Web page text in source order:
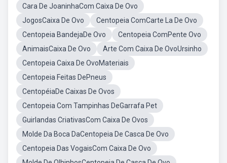
Cara De JoaninhaCom Caixa De Ovo
JogosCaixa De Ovo
Centopeia ComCarte La De Ovo
Centopeia BandejaDe Ovo
Centopeia ComPente Ovo
AnimaisCaixa De Ovo
Arte Com Caixa De OvoUrsinho
Centopeia Caixa De OvoMateriais
Centopeia Feitas DePneus
CentopéiaDe Caixas De Ovos
Centopeia Com Tampinhas DeGarrafa Pet
Guirlandas CriativasCom Caixa De Ovos
Molde Da Boca DaCentopeia De Casca De Ovo
Centopeia Das VogaisCom Caixa De Ovo